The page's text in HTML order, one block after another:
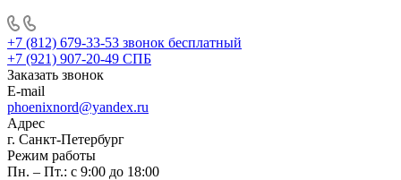
+7 (812) 679-33-53 звонок бесплатный
+7 (921) 907-20-49 СПБ
Заказать звонок
E-mail
phoenixnord@yandex.ru
Адрес
г. Санкт-Петербург
Режим работы
Пн. – Пт.: с 9:00 до 18:00